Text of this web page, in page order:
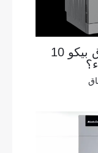
عيوب ومميزات غسالة اطباق بيكو 10